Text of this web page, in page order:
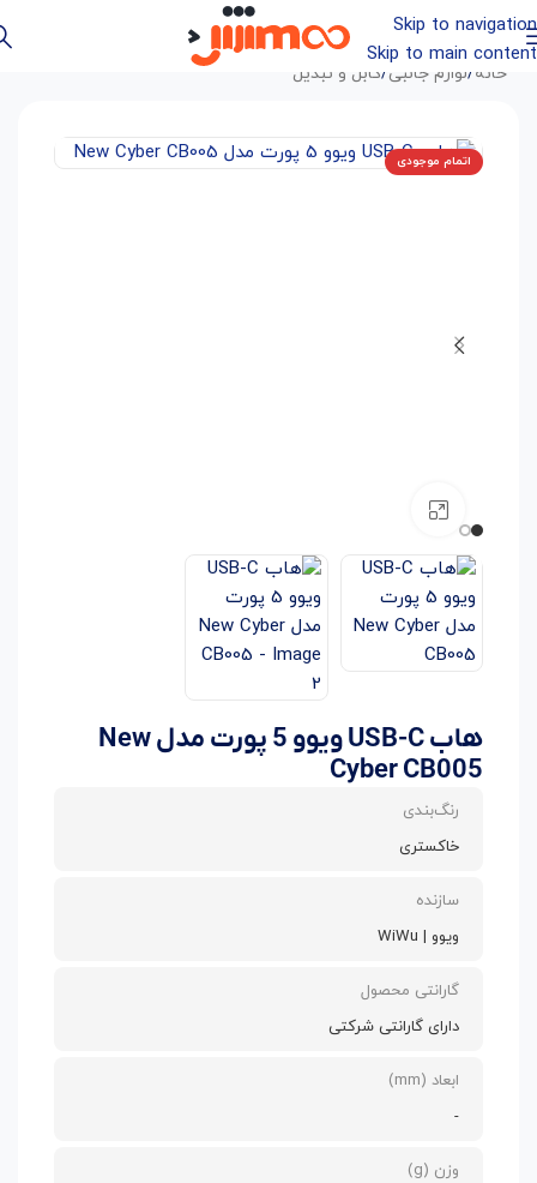
Skip to navigation
Skip to main content
خانه /لوازم جانبی/کابل و تبدیل
اتمام موجودی
هاب USB-C ویوو 5 پورت مدل New
Cyber CB005
رنگ‌بندی
خاکستری
سازنده
ویوو | WiWu
گارانتی محصول
دارای گارانتی شرکتی
ابعاد (mm)
-
وزن (g)